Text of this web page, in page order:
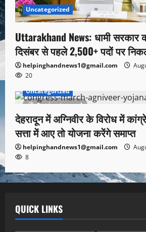
Uncategorized
Uttarakhand News: धामी सरकार
दिसंबर से पहले 2,500+ पदों पर
helpinghandnews1@gmail.com
20
1 minute read
Uncategorized
देहरादून में अग्निवीर के विरोध में
सत्ता में आए तो योजना करेंगे समाप्त
helpinghandnews1@gmail.com
8
QUICK LINKS